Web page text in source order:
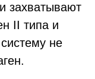
захватывают
II типа и
не